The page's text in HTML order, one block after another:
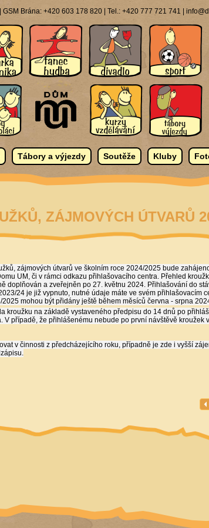
Brána: +420 603 178 820 | Tel.: +420 777 721 741 |
Tábory a výjezdy Soutěže Kluby
ZÁJMOVÝCH ÚTVARŮ
zájmových útvarů ve školním roce 2024/2025 bude
UM, či v rámci odkazu přihlašovacího centra. Přehled
doplňován a zveřejněn po 27. květnu 2024. Přihlašování do
24 je již vypnuto, nutné údaje máte ve svém přihlašovacím
mohou být přidány ještě během měsíců června - srpna
kroužku na základě vystaveného předpisu do 14 dnů po
V případě, že přihlášenému nebude po první návštěvě kroužek
v činnosti z předcházejícího roku, případně je zde i vyšší